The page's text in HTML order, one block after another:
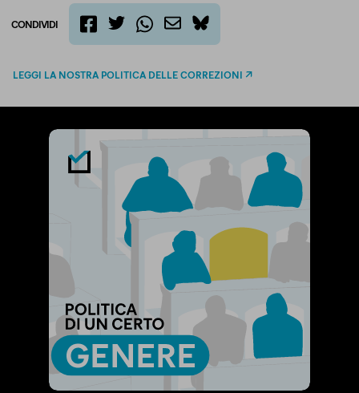
CONDIVIDI
bluesky
LEGGI LA NOSTRA POLITICA DELLE CORREZIONI